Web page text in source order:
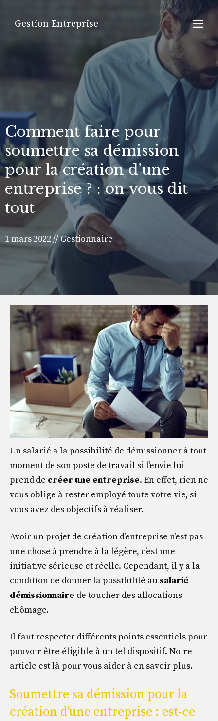
Gestion Entreprise
Comment faire pour
soumettre sa démission
pour la création d’une
entreprise ? : on vous dit
tout
1 mars 2022//Gestionnaire
Un salarié a la possibilité de démissionner à tout
moment de son poste de travail si l’envie lui
prend de créer une entreprise. En effet, rien ne
vous oblige à rester employé toute votre vie, si
vous avez des objectifs à réaliser.
Avoir un projet de création d’entreprise n’est pas
une chose à prendre à la légère, c’est une
initiative sérieuse et réelle. Cependant, il y a la
condition de donner la possibilité au salarié
démissionnaire de toucher des allocations
chômage.
Il faut respecter différents points essentiels pour
pouvoir être éligible à un tel dispositif. Notre
article est là pour vous aider à en savoir plus.
Soumettre sa démission pour la
création d’une entreprise : est-ce